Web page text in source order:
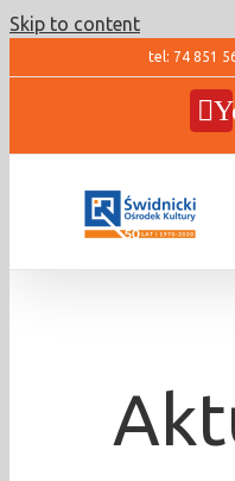
Skip to content
tel: 74 851